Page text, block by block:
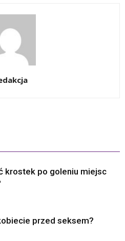
krostek po goleniu miejsc
przed seksem?